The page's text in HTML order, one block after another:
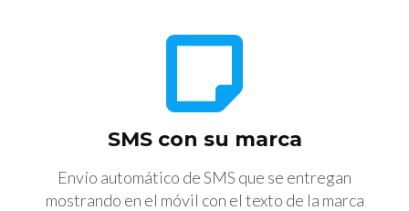
SMS con su marca
Envío automático de SMS que se entregan
mostrando en el móvil con el texto de la marca